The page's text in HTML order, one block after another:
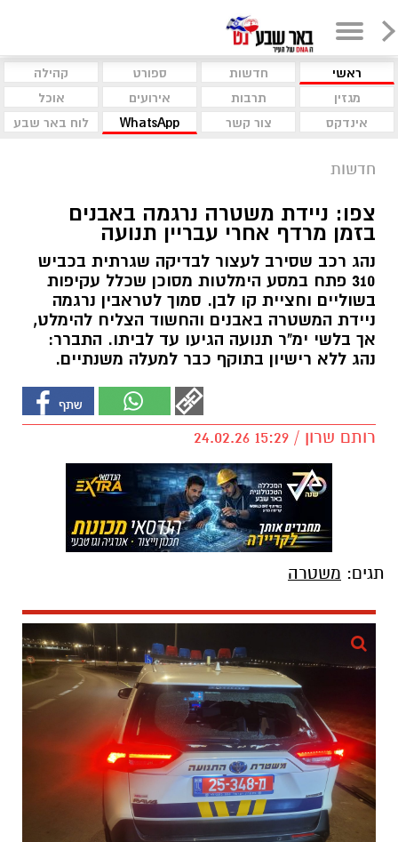
ראשי חדשות ספורט
קהילה
מגזין
תרבות אירועים
אוכל
אינדקס
צור קשר WhatsApp לוח באר שבע
חדשות
צפו: ניידת משטרה נרגמה באבנים
בזמן מרדף אחרי עבריין תנועה
נהג רכב שסירב לעצור לבדיקה שגרתית בכביש
310 פתח במסע הימלטות מסוכן שכלל עקיפות
בשוליים וחציית קו לבן. סמוך לטראבין נרגמה
ניידת המשטרה באבנים והחשוד הצליח להימלט,
אך בלשי ימ"ר תנועה הגיעו עד לביתו. התברר:
נהג ללא רישיון בתוקף כבר למעלה משנתיים.
רותם שרון / 15:29 24.02.26
משטרה
קרדיט: משטרת ישראל